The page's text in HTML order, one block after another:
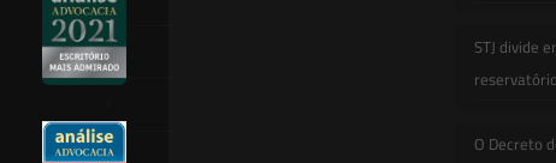
STJ divide
O Decreto